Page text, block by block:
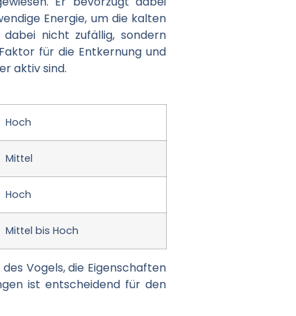
Energie, um die kalten
nicht zufällig, sondern
für die Entkernung und
aktiv sind.
Hoch
Mittel
Hoch
Mittel bis Hoch
Vogels, die Eigenschaften
ist entscheidend für den